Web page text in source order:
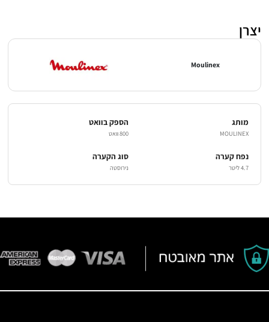
יצרן
Moulinex
מותג
MOULINEX
הספק בוואט
800 וואט
נפח קערה
4.7 ליטר
סוג הקערה
נירוסטה